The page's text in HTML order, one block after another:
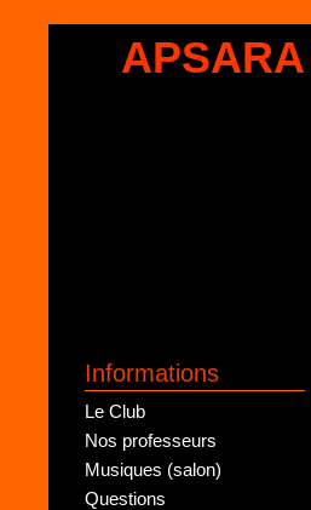
APSARA
Informations
Le Club
Nos professeurs
Musiques (salon)
Questions